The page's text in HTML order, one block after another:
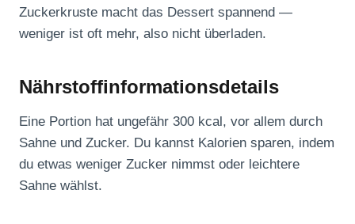
Zuckerkruste macht das Dessert spannend —
weniger ist oft mehr, also nicht überladen.
Nährstoffinformationsdetails
Eine Portion hat ungefähr 300 kcal, vor allem durch
Sahne und Zucker. Du kannst Kalorien sparen, indem
du etwas weniger Zucker nimmst oder leichtere
Sahne wählst.